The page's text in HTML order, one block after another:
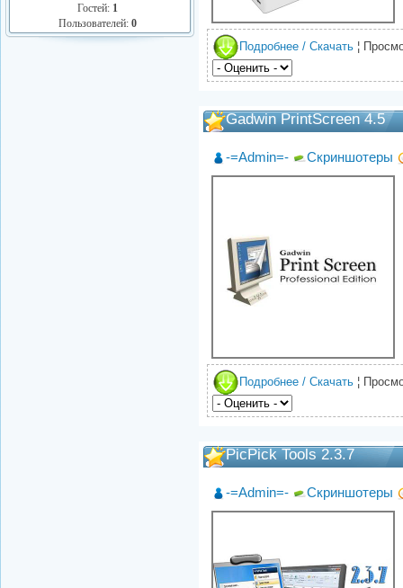
Гостей: 1
Пользователей: 0
Подробнее / Скачать ¦
Gadwin PrintScreen 4.5
-=Admin=- Скриншотеры
Подробнее / Скачать ¦
PicPick Tools 2.3.7
-=Admin=- Скриншотеры